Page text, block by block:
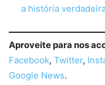
a história
Aproveite para nos
Facebook, Twitter,
Google News.